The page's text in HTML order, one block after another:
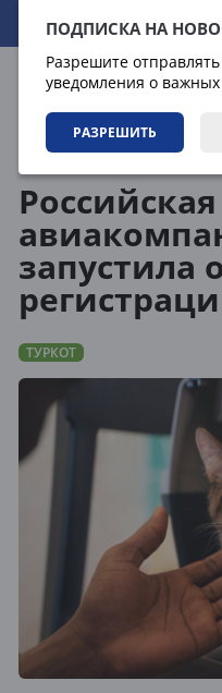
ПОДПИСКА НА
Разрешите
уведомления о важных
РАЗРЕШИТЬ
09.08.2026 20:34:34
Российская
запустила
ТУРКОТ